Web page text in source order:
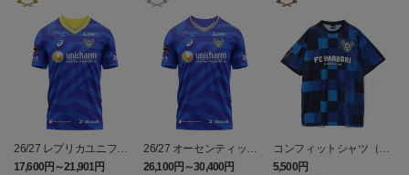
26/27 レプリカユニフォ
ーム(FP1st)
17,600円～21,901円
26/27 オーセンティック
ユニフォーム(FP1st)
26,100円～30,400円
コンフィットシャツ（20
26SP）
5,500円